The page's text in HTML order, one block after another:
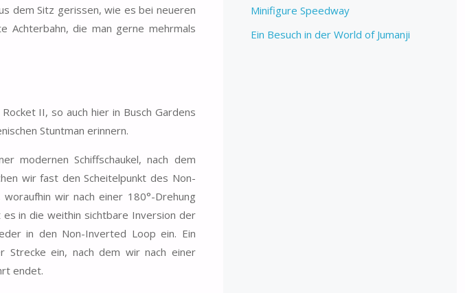
dem Sitz gerissen, wie es bei neueren
Achterbahn, die man gerne mehrmals
II, so auch hier in Busch Gardens
Stuntman erinnern.
modernen Schiffschaukel, nach dem
wir fast den Scheitelpunkt des Non-
wir nach einer 180°-Drehung
in die weithin sichtbare Inversion der
in den Non-Inverted Loop ein. Ein
Strecke ein, nach dem wir nach einer
endet.
Minifigure Speedway
Ein Besuch in der World of Jumanji